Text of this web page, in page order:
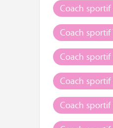
Coach
Coach sportif
Coach sportif
Coach
Coach